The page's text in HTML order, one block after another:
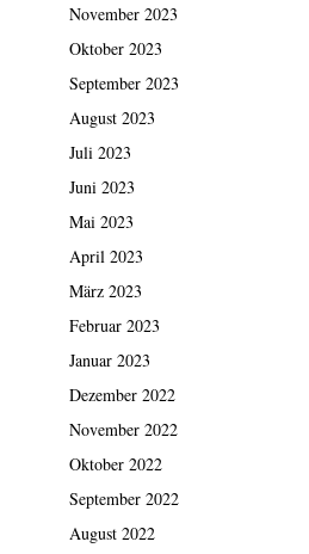
November 2023
Oktober 2023
September 2023
August 2023
Juli 2023
Juni 2023
Mai 2023
April 2023
März 2023
Februar 2023
Januar 2023
Dezember 2022
November 2022
Oktober 2022
September 2022
August 2022